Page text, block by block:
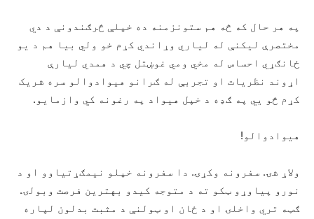
په هر حال که څه هم ستونزمنه ده خپلې څرګندونې د دي
مختصرې ليکنې له لياري وړاندي کړم خو ولي بيا هم د يو
ځانګړي احساس له مخي ومي غوښتل چي د همدي ليارې
اړوند نظريات او تجربې له ګرانو هيوادوالو سره شريک
کړم څو يي په ګډه د خپل هيواد په رغونه کي وازمايو.
هيوادوالو!
ولاړ شۍ. سفرونه وکړۍ. دا سفرونه خپلو نيمګړتياوو او د
نورو پياوړو ټکو ته د متوجه کيدو بهترين فرصت وبولۍ.
ګټه تري واخلۍ او د ځان او ټولنې د مثبت بدلون لپاره